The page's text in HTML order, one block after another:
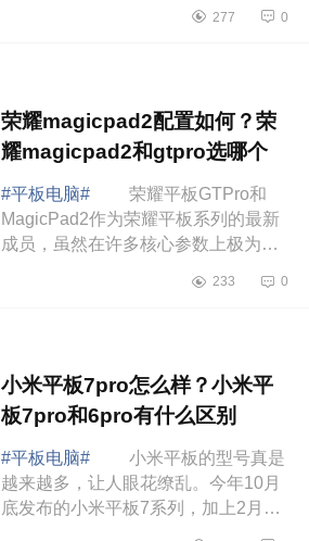
绍下小米平板6spro能插卡吗？小米平
277 0
荣耀magicpad2配置如何？荣
耀magicpad2和gtpro选哪个
#平板电脑#
荣耀平板GTPro和
MagicPad2作为荣耀平板系列的最新
成员，虽然在许多核心参数上极为相
有一些显著的区别，下面小编为大家
233 0
小米平板7pro怎么样？小米平
板7pro和6pro有什么区别
#平板电脑#
小米平板的型号真是
越来越多，让人眼花缭乱。今年10月
底发布的小米平板7系列，加上2月份